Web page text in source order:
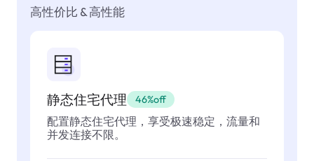
高性价比 & 高性能
静态住宅代理 46%off
配置静态住宅代理，享受极速稳定，流量和
并发连接不限。